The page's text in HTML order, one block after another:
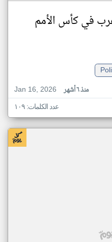
عرب في كأس الأمم
Jan 16, 2026
منذ ٦ أشهر
عدد الكلمات: ١٠٩